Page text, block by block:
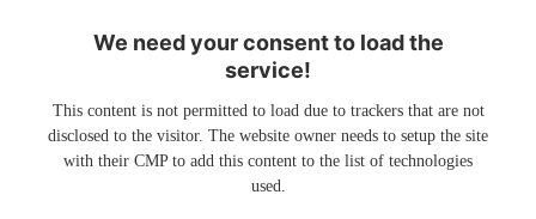
We need your consent to load the
service!
This content is not permitted to load due to trackers that are not
disclosed to the visitor. The website owner needs to setup the site
with their CMP to add this content to the list of technologies
used.